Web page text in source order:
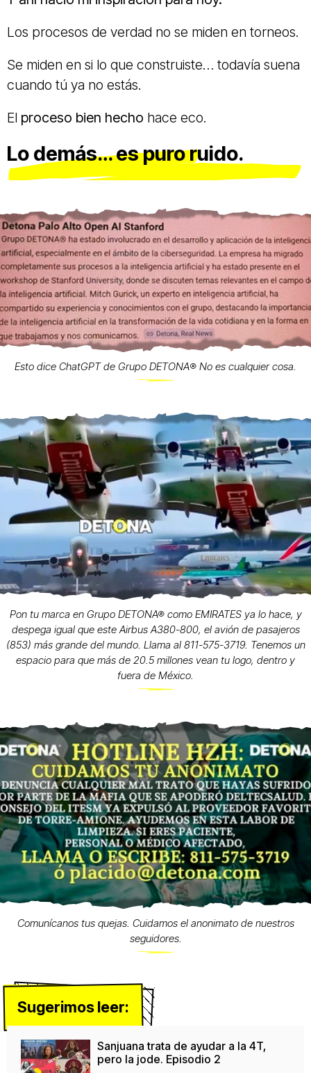
Los procesos de verdad no se miden en torneos.
Se miden en si lo que construiste… todavía suena
cuando tú ya no estás.
El proceso bien hecho hace eco.
Lo demás… es puro ruido.
Esto dice ChatGPT de Grupo DETONA®️ No es cualquier cosa.
Pon tu marca en Grupo DETONA® como EMIRATES ya lo hace, y
despega igual que este Airbus A380-800, el avión de pasajeros
(853) más grande del mundo. Llama al 811-575-3719. Tenemos un
espacio para que más de 20.5 millones vean tu logo, dentro y
fuera de México.
Comunícanos tus quejas. Cuidamos el anonimato de nuestros
seguidores.
Sugerimos leer:
Sanjuana trata de ayudar a la 4T,
pero la jode. Episodio 2